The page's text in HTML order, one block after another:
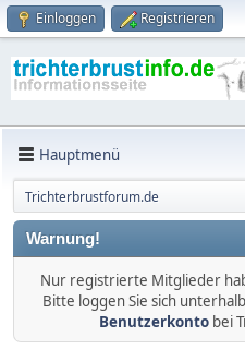
Einloggen Registrieren
Hauptmenü
Trichterbrustforum.de
Warnung!
Nur registrierte Mitglieder
Bitte loggen Sie sich
Benutzerkonto bei